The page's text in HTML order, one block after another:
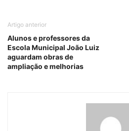
Artigo anterior
Alunos e professores da
Escola Municipal João Luiz
aguardam obras de
ampliação e melhorias